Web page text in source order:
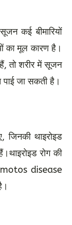
कई बीमारियों
का मूल कारण है।
तो शरीर में सूजन
जा सकती है।
जिनकी थाइरोइड
रोग की
disease